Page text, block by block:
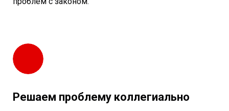
Решаем проблему коллегиально